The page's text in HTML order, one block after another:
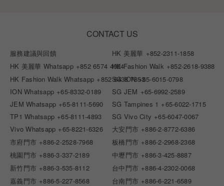
CONTACT US
服務建議與回饋 HK 美麗華 +852-2311-1858
HK 美麗華 Whatsapp +852 6574 4024HK Fashion Walk +852-2618-9388
HK Fashion Walk Whatsapp +852 6438 7853
SG ION +65-6015-0798
ION Whatsapp +65-8332-0189 SG JEM +65-6992-2589
JEM Whatsapp +65-8111-5690 SG Tampines 1 +65-6022-1715
TP1 Whatsapp +65-8111-4893 SG Vivo City +65-6047-0067
Vivo Whatsapp +65-8221-6326 大安門市 +886-2-8772-6386
市府門市 +886-2-2528-7968 板橋門市 +886-2-2968-2368
桃園門市 +886-3-337-2189 中壢門市 +886-3-425-8887
新竹門市 +886-3-535-8112 台中門市 +886-4-2302-0068
嘉義門市 +886-5-227-8568 台南門市 +886-6-221-6589